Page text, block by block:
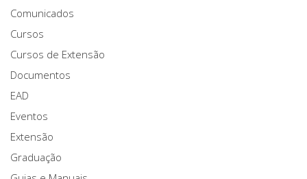
Comunicados
Cursos
Cursos de Extensão
Documentos
EAD
Eventos
Extensão
Graduação